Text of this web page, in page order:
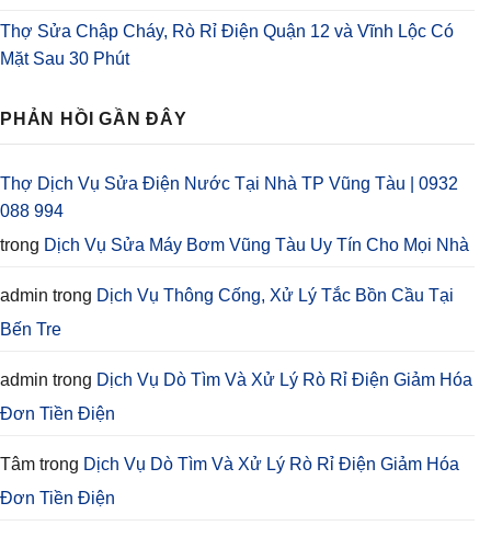
Thợ Sửa Chập Cháy, Rò Rỉ Điện Quận 12 và Vĩnh Lộc Có
Mặt Sau 30 Phút
PHẢN HỒI GẦN ĐÂY
Thợ Dịch Vụ Sửa Điện Nước Tại Nhà TP Vũng Tàu | 0932
088 994
trong Dịch Vụ Sửa Máy Bơm Vũng Tàu Uy Tín Cho Mọi Nhà
admin trong Dịch Vụ Thông Cống, Xử Lý Tắc Bồn Cầu Tại
Bến Tre
admin trong Dịch Vụ Dò Tìm Và Xử Lý Rò Rỉ Điện Giảm Hóa
Đơn Tiền Điện
Tâm trong Dịch Vụ Dò Tìm Và Xử Lý Rò Rỉ Điện Giảm Hóa
Đơn Tiền Điện